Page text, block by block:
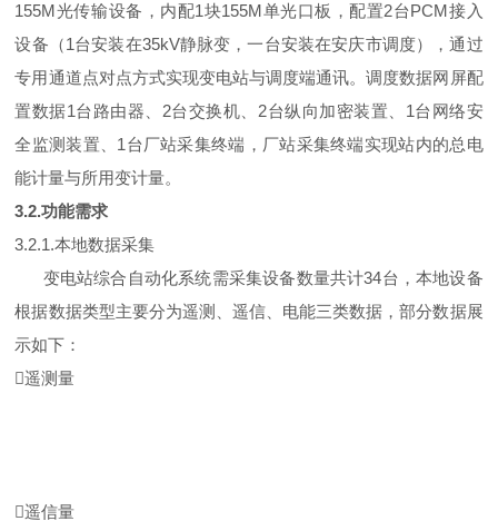
155M光传输设备，内配1块155M单光口板，配置2台PCM接入
设备（1台安装在35kV静脉变，一台安装在安庆市调度），通过
专用通道点对点方式实现变电站与调度端通讯。调度数据网屏配
置数据1台路由器、2台交换机、2台纵向加密装置、1台网络安
全监测装置、1台厂站采集终端，厂站采集终端实现站内的总电
能计量与所用变计量。
3.2.功能需求
3.2.1.本地数据采集
变电站综合自动化系统需采集设备数量共计34台，本地设备
根据数据类型主要分为遥测、遥信、电能三类数据，部分数据展
示如下：
遥测量
遥信量